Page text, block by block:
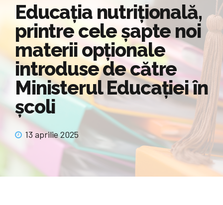
Educația nutrițională,
printre cele șapte noi
materii opționale
introduse de către
Ministerul Educației în
școli
13 aprilie 2025